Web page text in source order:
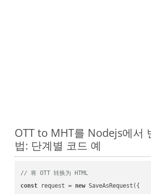
OTT to MHT를 Nodejs에서
법: 단계별 코드 예
// 将 OTT 转换为 HTML
const request = new SaveAsRequest({